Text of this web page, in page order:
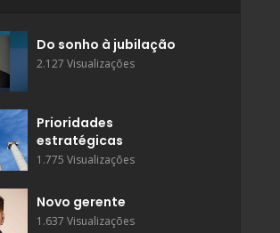
Do sonho à jubilação
2.127 Visualizações
Prioridades
estratégicas
1.775 Visualizações
Novo gerente
1.637 Visualizações